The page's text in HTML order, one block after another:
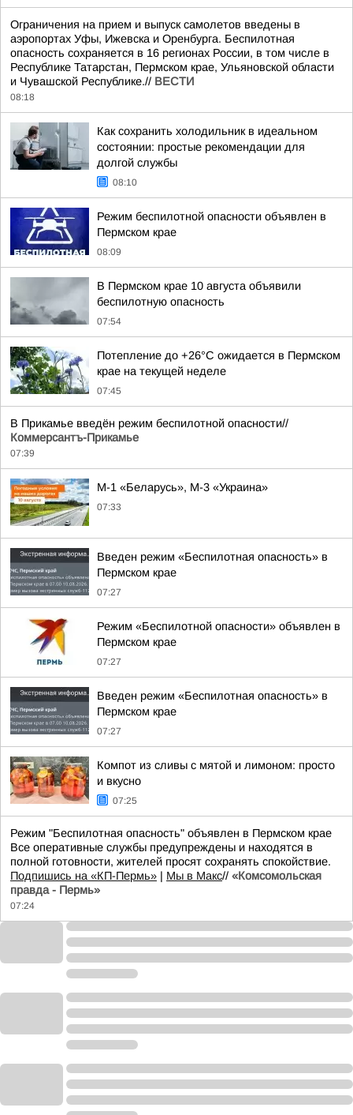
Ограничения на прием и выпуск самолетов введены в
аэропортах Уфы, Ижевска и Оренбурга. Беспилотная
опасность сохраняется в 16 регионах России, в том числе в
Республике Татарстан, Пермском крае, Ульяновской области
и Чувашской Республике.// ВЕСТИ
08:18
Как сохранить холодильник в идеальном
состоянии: простые рекомендации для
долгой службы
08:10
Режим беспилотной опасности объявлен в
Пермском крае
08:09
В Пермском крае 10 августа объявили
беспилотную опасность
07:54
Потепление до +26°C ожидается в Пермском
крае на текущей неделе
07:45
В Прикамье введён режим беспилотной опасности//
Коммерсантъ-Прикамье
07:39
М-1 «Беларусь», М-3 «Украина»
07:33
Введен режим «Беспилотная опасность» в
Пермском крае
07:27
Режим «Беспилотной опасности» объявлен в
Пермском крае
07:27
Введен режим «Беспилотная опасность» в
Пермском крае
07:27
Компот из сливы с мятой и лимоном: просто
и вкусно
07:25
Режим "Беспилотная опасность" объявлен в Пермском крае
Все оперативные службы предупреждены и находятся в
полной готовности, жителей просят сохранять спокойствие.
Подпишись на «КП-Пермь» | Мы в Maкс// «Комсомольская
правда - Пермь»
07:24